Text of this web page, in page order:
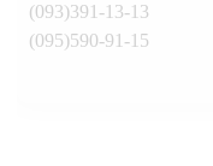
(093)391-13-13
(095)590-91-15